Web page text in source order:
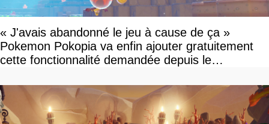
« J'avais abandonné le jeu à cause de ça »
Pokemon Pokopia va enfin ajouter gratuitement
cette fonctionnalité demandée depuis le